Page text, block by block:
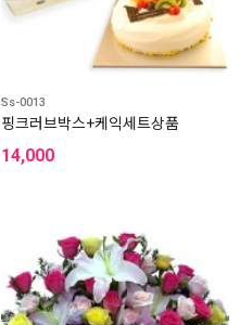
Ss-0013
핑크러브박스+케익세트상품
14,000